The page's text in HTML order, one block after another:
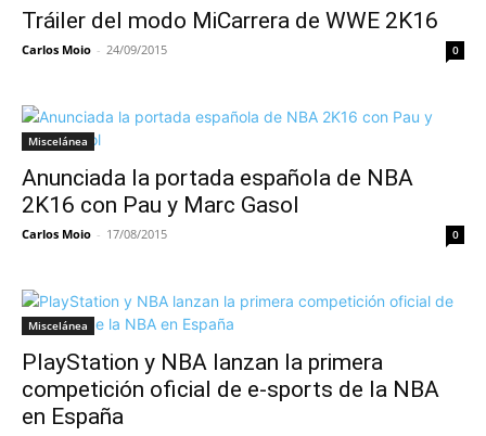
Tráiler del modo MiCarrera de WWE 2K16
Carlos Moio - 24/09/2015 0
Miscelánea
Anunciada la portada española de NBA
2K16 con Pau y Marc Gasol
Carlos Moio - 17/08/2015 0
Miscelánea
PlayStation y NBA lanzan la primera
competición oficial de e-sports de la NBA
en España